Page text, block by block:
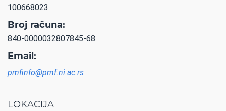
100668023
Broj računa:
840-0000032807845-68
Email:
pmfinfo@pmf.ni.ac.rs
LOKACIJA